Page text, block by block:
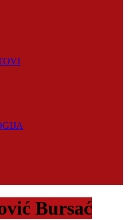
Bursać